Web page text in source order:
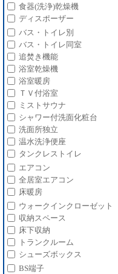
食器(洗浄)乾燥機
ディスポーザー
バス・トイレ別
バス・トイレ同室
追焚き機能
浴室乾燥機
浴室暖房
ＴＶ付浴室
ミストサウナ
シャワー付洗面化粧台
洗面所独立
温水洗浄便座
タンクレストイレ
エアコン
全居室エアコン
床暖房
ウォークインクローゼット
収納スペース
床下収納
トランクルーム
シューズボックス
BS端子